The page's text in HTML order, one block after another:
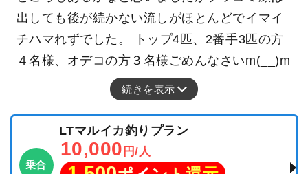
深場が良さそう。 ベタ凪釣り日和の一日でした
(^^) 浅場は何時にも増して潮汚れバッチリ春の
潮！ 深場へ行くとこちらでは潮流れトロリ、濁
りやや、汚れは少なめ。 潮流れあったので良い
ところもあるかなと思いましたがブッコミ顔は
出しても後が続かない流しがほとんどでイマイ
チハマれずでした。 トップ4匹、2番手3匹の方
４名様、オデコの方３名様ごめんなさいm(__)m